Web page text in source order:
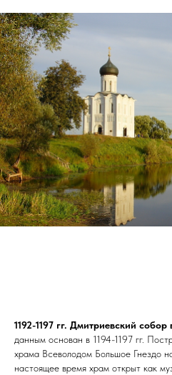
1192-1197 гг. Дмитриевский
данным основан в 1194-1197 гг.
храма Всеволодом Большое Гнездо
настоящее время храм открыт как